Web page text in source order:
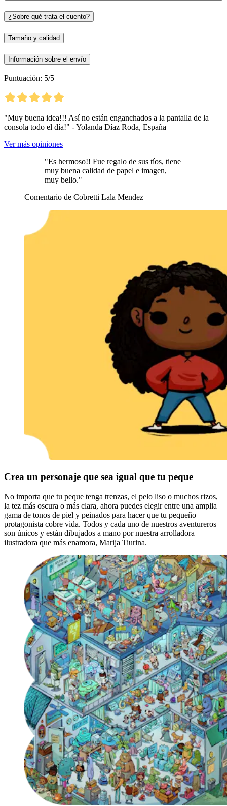
¿Sobre qué trata el cuento?
Tamaño y calidad
Información sobre el envío
Puntuación: 5/5
"Muy buena idea!!! Así no están enganchados a la pantalla de la
consola todo el día!" - Yolanda Díaz Roda, España
Ver más opiniones
"Es hermoso!! Fue regalo de sus tíos, tiene
muy buena calidad de papel e imagen,
muy bello."
Comentario de Cobretti Lala Mendez
Crea un personaje que sea igual que tu peque
No importa que tu peque tenga trenzas, el pelo liso o muchos rizos,
la tez más oscura o más clara, ahora puedes elegir entre una amplia
gama de tonos de piel y peinados para hacer que tu pequeño
protagonista cobre vida. Todos y cada uno de nuestros aventureros
son únicos y están dibujados a mano por nuestra arrolladora
ilustradora que más enamora, Marija Tiurina.